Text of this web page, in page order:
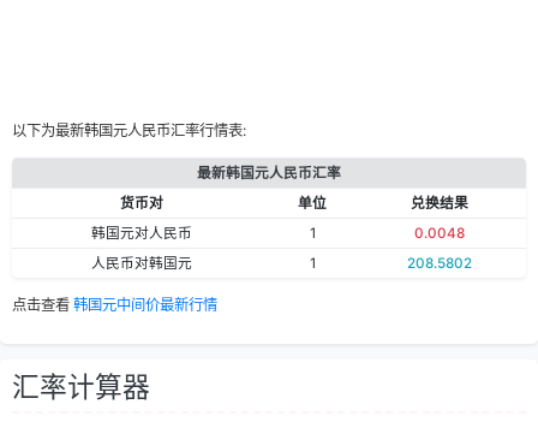
以下为最新韩国元人民币汇率行情表:
最新韩国元人民币汇率
货币对
单位
兑换结果
韩国元对人民币
1
0.0048
人民币对韩国元
1 208.5802
点击查看 韩国元中间价最新行情
汇率计算器